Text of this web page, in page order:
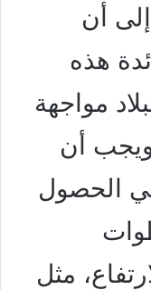
أن
هذه
مواجهة
ويجب أن
في الحصول
مثل